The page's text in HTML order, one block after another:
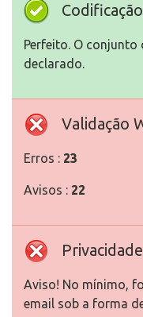
Codificação
Perfeito. O conjunto
declarado.
Validação
Erros : 23
Avisos : 22
Aviso! No mínimo,
email sob a forma